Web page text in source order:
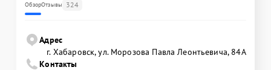
ОбзорОтзывы 324
Адрес
г. Хабаровск, ул. Морозова Павла Леонтьевича, 84А
Контакты